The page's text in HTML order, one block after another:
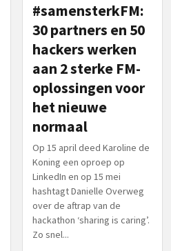
#samensterkFM:
30 partners en 50
hackers werken
aan 2 sterke FM-
oplossingen voor
het nieuwe
normaal
Op 15 april deed Karoline de
Koning een oproep op
LinkedIn en op 15 mei
hashtagt Danielle Overweg
over de aftrap van de
hackathon ‘sharing is caring’.
Zo snel...